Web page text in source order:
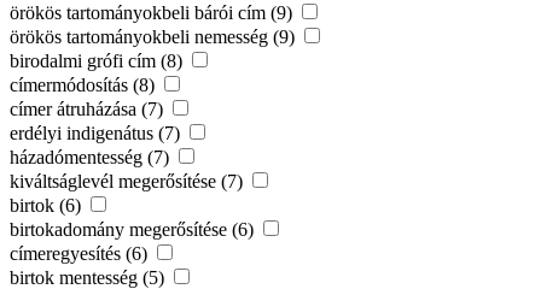
örökös tartományokbeli bárói cím (9)
örökös tartományokbeli nemesség (9)
birodalmi grófi cím (8)
címermódosítás (8)
címer átruházása (7)
erdélyi indigenátus (7)
házadómentesség (7)
kiváltságlevél megerősítése (7)
birtok (6)
birtokadomány megerősítése (6)
címeregyesítés (6)
birtok mentesség (5)